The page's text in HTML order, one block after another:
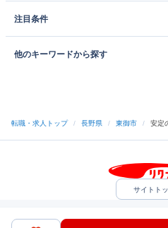
注目条件
他のキーワードから探す
転職・求人トップ / 長野県 / 東御市 / 安定
サイトト
中途採用をご検討の企業様